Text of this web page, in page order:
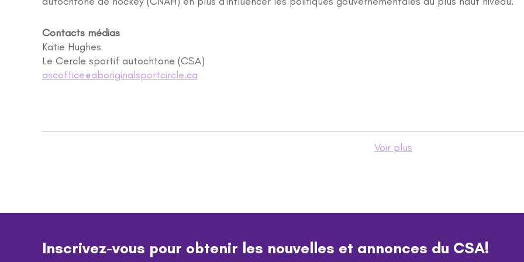
Contacts médias
Katie Hughes
Le Cercle sportif autochtone (CSA)
ascoffice@aboriginalsportcircle.ca
Voir plus
Inscrivez-vous pour obtenir les nouvelles et annonces du CSA!